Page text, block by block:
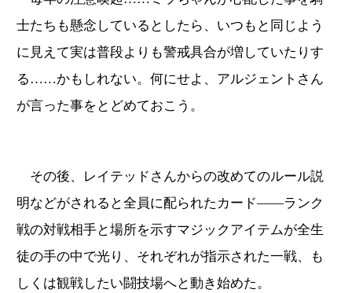
士たちも懸念しているとしたら、いつもと同じよう
に見えて実は普段よりも警戒具合が増していたりす
る……かもしれない。何にせよ、アルジェントさん
が言った事をとどめておこう。
その後、レイテッドさんからの改めてのルール説
明などがされると全員に配られたカード――ランク
戦の対戦相手と場所を示すマジックアイテムが全生
徒の手の中で光り、それぞれが指示された一戦、も
しくは観戦したい闘技場へと動き始めた。